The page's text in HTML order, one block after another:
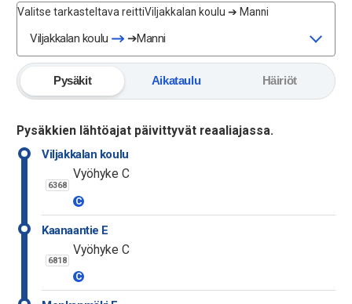
Valitse tarkasteltava reittiViljakkalan koulu ➔ Manni
Viljakkalan koulu ➔Manni
Pysäkit Aikataulu Häiriöt
Pysäkkien lähtöajat päivittyvät reaaliajassa.
Viljakkalan koulu
6368
Vyöhyke C
C
Kaanaantie E
6818
Vyöhyke C
C